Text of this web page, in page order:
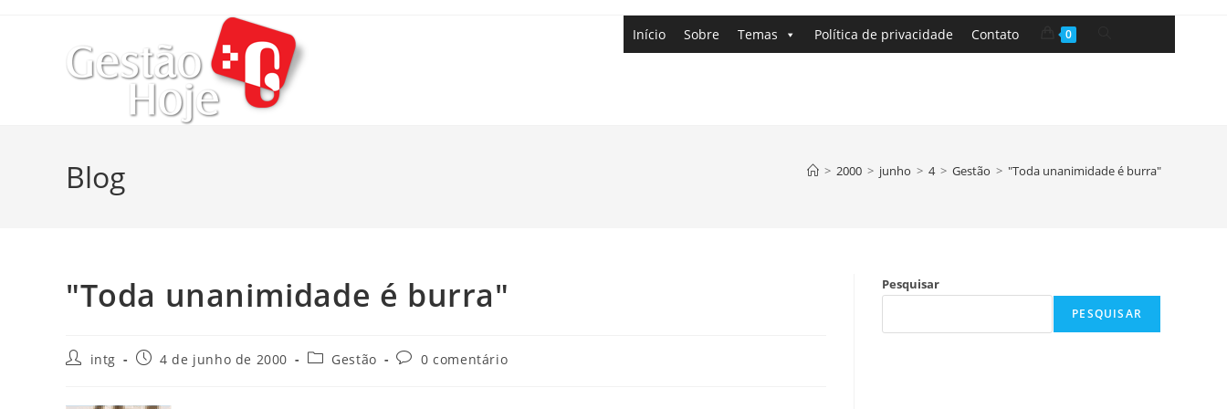
Início Sobre Temas Política de privacidade Contato 0
Blog > 2000 > junho > 4 > Gestão > "Toda unanimidade é burra"
"Toda unanimidade é burra"
intg 4 de junho de 2000 Gestão 0 comentário
Pesquisar
PESQUISAR